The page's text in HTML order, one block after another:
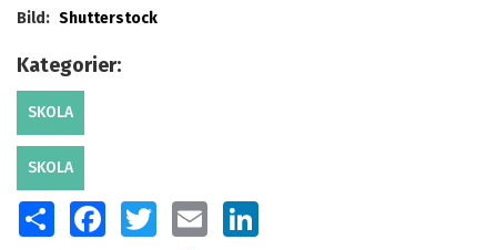
Bild: Shutterstock
Kategorier:
SKOLA
SKOLA
SHARE FACEBOOKTWITTER EMAIL